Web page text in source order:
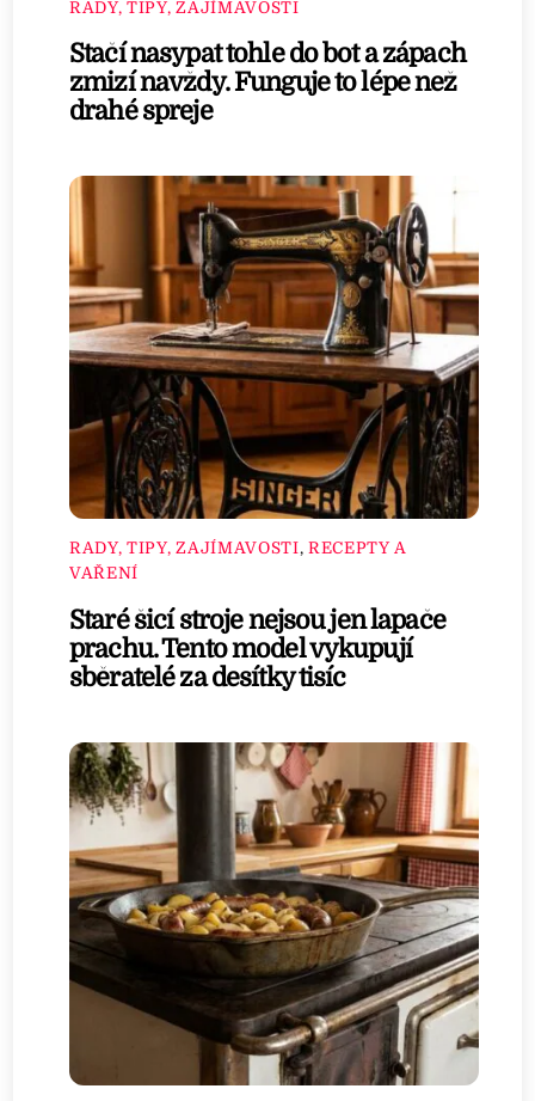
RADY, TIPY, ZAJÍMAVOSTI
Stačí nasypat tohle do bot a zápach
zmizí navždy. Funguje to lépe než
drahé spreje
RADY, TIPY, ZAJÍMAVOSTI, RECEPTY A
VAŘENÍ
Staré šicí stroje nejsou jen lapače
prachu. Tento model vykupují
sběratelé za desítky tisíc